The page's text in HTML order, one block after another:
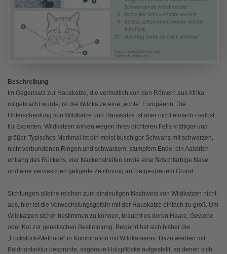
Beschreibung
Im Gegensatz zur Hauskatze, die vermutlich von den Römern aus Afrika
mitgebracht wurde, ist die Wildkatze eine „echte“ Europäerin. Die
Unterscheidung von Wildkatze und Hauskatze ist aber nicht einfach - selbst
für Experten. Wildkatzen wirken wegen ihres dichteren Fells kräftiger und
größer. Typisches Merkmal ist ein meist buschiger Schwanz mit schwarzen,
nicht verbundenen Ringen und schwarzem, stumpfem Ende, ein Aalstrich
entlang des Rückens, vier Nackenstreifen sowie eine fleischfarbige Nase
und eine verwaschen getigerte Zeichnung auf beige-grauem Grund.
Sichtungen alleine reichen zum eindeutigen Nachweis von Wildkatzen nicht
aus, hier ist die Verwechslungsgefahr mit der Hauskatze einfach zu groß. Um
Wildkatzen sicher bestimmen zu können, braucht es deren Haare, Gewebe
oder Kot zur genetischen Bestimmung. Bewährt hat sich bisher die
„Lockstock-Methode“ in Kombination mit Wildkameras. Dazu werden mit
Baldriantinktur besprühte, sägeraue Holzpflöcke aufgestellt, an denen sich